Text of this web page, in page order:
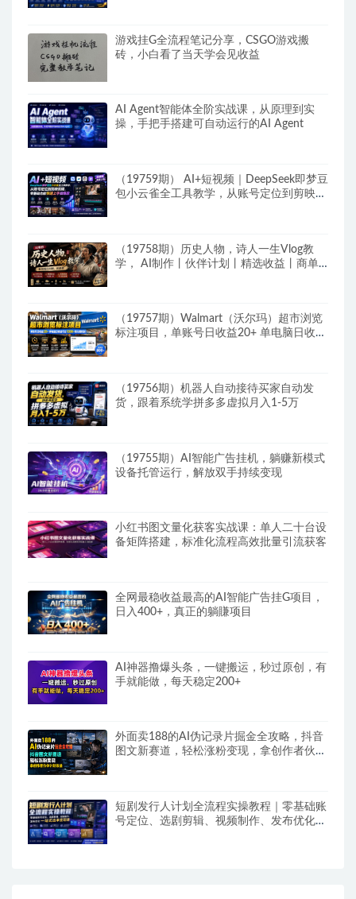
游戏挂G全流程笔记分享，CSGO游戏搬
砖，小白看了当天学会见收益
AI Agent智能体全阶实战课，从原理到实
操，手把手搭建可自动运行的AI Agent
（19759期） AI+短视频｜DeepSeek即梦豆
包小云雀全工具教学，从账号定位到剪映剪
（19758期）历史人物，诗人一生Vlog教
学， AI制作丨伙伴计划丨精选收益丨商单
（19757期）Walmart（沃尔玛）超市浏览
标注项目，单账号日收益20+ 单电脑日收益
（19756期）机器人自动接待买家自动发
货，跟着系统学拼多多虚拟月入1-5万
（19755期）AI智能广告挂机，躺赚新模式
设备托管运行，解放双手持续变现
小红书图文量化获客实战课：单人二十台设
备矩阵搭建，标准化流程高效批量引流获客
全网最稳收益最高的AI智能广告挂G项目，
日入400+，真正的躺賺项目
AI神器撸爆头条，一键搬运，秒过原创，有
手就能做，每天稳定200+
外面卖188的AI伪记录片掘金全攻略，抖音
图文新赛道，轻松涨粉变现，拿创作者伙伴
短剧发行人计划全流程实操教程｜零基础账
号定位、选剧剪辑、视频制作、发布优化一